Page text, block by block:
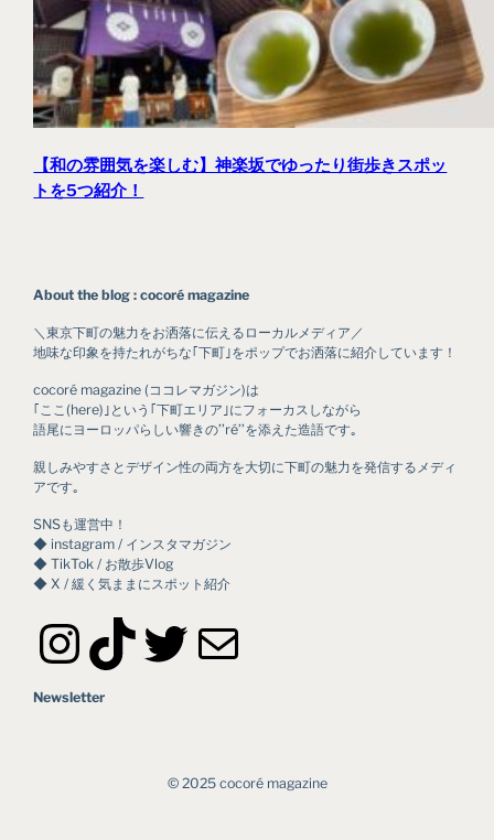
【和の雰囲気を楽しむ】神楽坂でゆったり街歩きスポッ
トを5つ紹介！
About the blog : cocoré magazine
＼東京下町の魅力をお洒落に伝えるローカルメディア／
地味な印象を持たれがちな｢下町｣をポップでお洒落に紹介しています！
cocoré magazine (ココレマガジン)は
｢ここ(here)｣という｢下町エリア｣にフォーカスしながら
語尾にヨーロッパらしい響きの’’ré’’を添えた造語です｡
親しみやすさとデザイン性の両方を大切に下町の魅力を発信するメディ
アです｡
SNSも運営中！
◆ instagram / インスタマガジン
◆ TikTok / お散歩Vlog
◆ X / 緩く気ままにスポット紹介
InstagramTikTok Twitter メール
Newsletter
©︎ 2025 cocoré magazine